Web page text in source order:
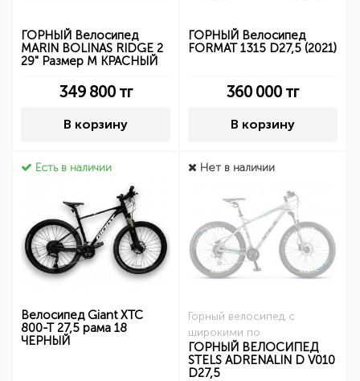
ГОРНЫЙ Велосипед
MARIN BOLINAS RIDGE 2
29" Размер M КРАСНЫЙ
349 800тг
В корзину
ГОРНЫЙ Велосипед
FORMAT 1315 D27,5 (2021)
360 000 тг
В корзину
Есть в наличии
Велосипед Giant XTC
800-T 27,5 рама 18
ЧЕРНЫЙ
Нет в наличии
Горный велосипед с
широкими по
ГОРНЫЙ ВЕЛОСИПЕД
STELS ADRENALIN D V010
D27,5